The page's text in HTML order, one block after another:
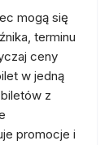
mogą się
terminu
ceny
w jedną
z
promocje i